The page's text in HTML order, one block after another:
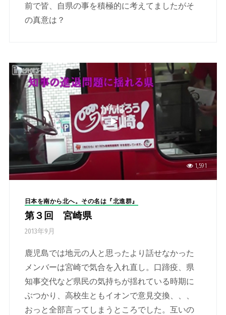
前で皆、自県の事を積極的に考えてましたがそ
の真意は？
1,591
日本を南から北へ。その名は『北進群』
第３回 宮崎県
2013年9月
鹿児島では地元の人と思ったより話せなかった
メンバーは宮崎で気合を入れ直し。口蹄疫、県
知事交代など県民の気持ちが揺れている時期に
ぶつかり、高校生ともイオンで意見交換、、、
おっと全部言ってしまうところでした。互いの